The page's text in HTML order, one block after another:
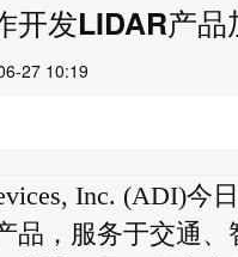
发LIDAR产品
27 10:19
Inc. (ADI)今
品，服务于交通